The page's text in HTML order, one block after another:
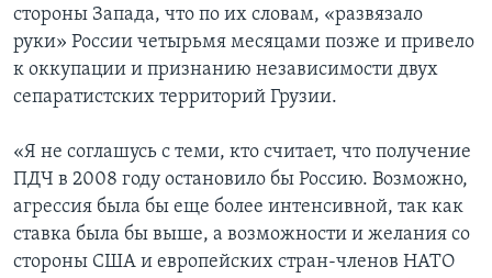
стороны Запада, что по их словам, «развязало
руки» России четырьмя месяцами позже и привело
к оккупации и признанию независимости двух
сепаратистских территорий Грузии.
«Я не соглашусь с теми, кто считает, что получение
ПДЧ в 2008 году остановило бы Россию. Возможно,
агрессия была бы еще более интенсивной, так как
ставка была бы выше, а возможности и желания со
стороны США и европейских стран-членов НАТО